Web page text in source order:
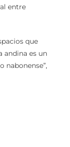
entre
que
andina es un
nabonense”,